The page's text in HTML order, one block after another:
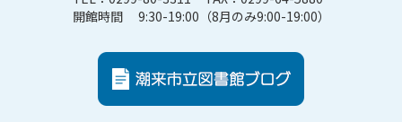
開館時間 9:30-19:00（8月のみ9:00-19:00）